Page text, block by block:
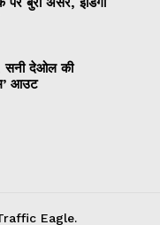
सनी देओल की
आउट
Eagle.